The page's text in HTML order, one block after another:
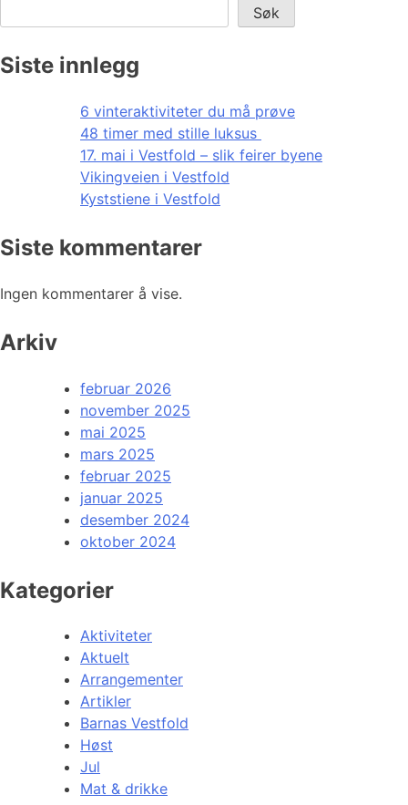
Søk
Siste innlegg
6 vinteraktiviteter du må prøve
48 timer med stille luksus
17. mai i Vestfold – slik feirer byene
Vikingveien i Vestfold
Kyststiene i Vestfold
Siste kommentarer
Ingen kommentarer å vise.
Arkiv
februar 2026
november 2025
mai 2025
mars 2025
februar 2025
januar 2025
desember 2024
oktober 2024
Kategorier
Aktiviteter
Aktuelt
Arrangementer
Artikler
Barnas Vestfold
Høst
Jul
Mat & drikke